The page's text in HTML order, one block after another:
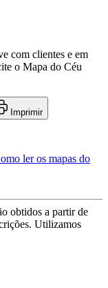
com clientes e em
o Mapa do Céu
Imprimir
ler os mapas do
obtidos a partir de
Utilizamos